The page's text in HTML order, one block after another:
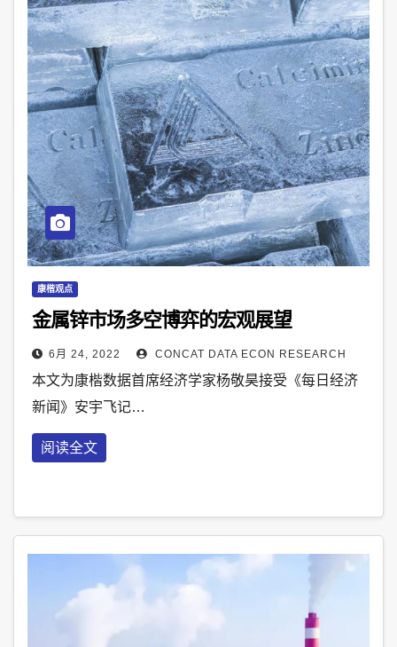
康楷观点
金属锌市场多空博弈的宏观展望
6月 24, 2022 CONCAT DATA ECON RESEARCH
本文为康楷数据首席经济学家杨敬昊接受《每日经济
新闻》安宇飞记…
阅读全文